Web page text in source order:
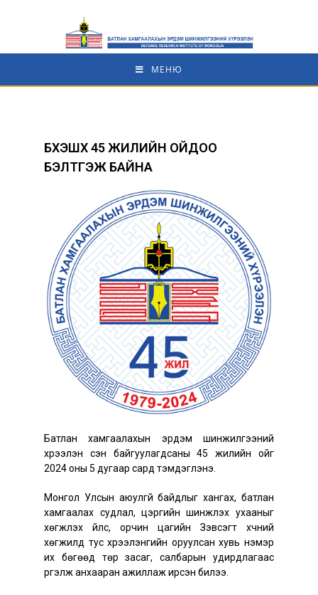
МЕНЮ
БХЭШХ 45 ЖИЛИЙН ОЙДОО
БЭЛТГЭЖ БАЙНА
Батлан хамгаалахын эрдэм шинжилгээний
хүрээлэн үүсэн байгуулагдсаны 45 жилийн ойг
2024 оны 5 дугаар сард тэмдэглэнэ.
Монгол Улсын аюулгүй байдлыг хангах, батлан
хамгаалах судлал, цэргийн шинжлэх ухааныг
хөгжүүлэх үйлс, орчин цагийн Зэвсэгт хүчний
хөгжилд тус хүрээлэнгийн оруулсан хувь нэмэр
их бөгөөд төр засаг, салбарын удирдлагаас
үргэлж анхааран ажиллаж ирсэн билээ.